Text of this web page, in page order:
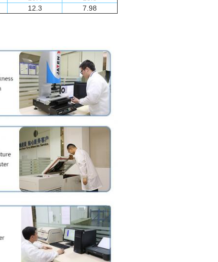
12.3 7.98